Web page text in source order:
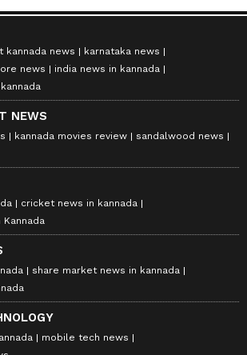
kannada news
karnataka news
news
india news in kannada
NEWS
kannada movies review
sandalwood news
cricket news in kannada
share market news in kannada
mobile tech news